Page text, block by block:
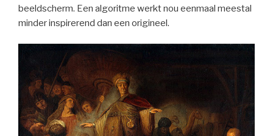
beeldscherm. Een algoritme werkt nou eenmaal meestal
minder inspirerend dan een origineel.